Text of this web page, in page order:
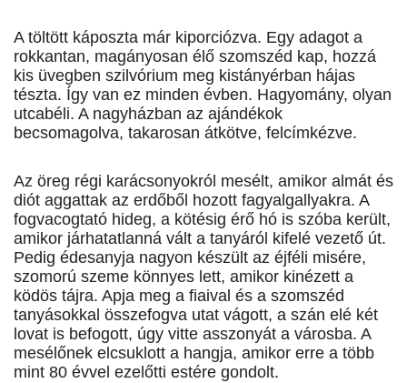
A töltött káposzta már kiporciózva. Egy adagot a
rokkantan, magányosan élő szomszéd kap, hozzá
kis üvegben szilvórium meg kistányérban hájas
tészta. Így van ez minden évben. Hagyomány, olyan
utcabéli. A nagyházban az ajándékok
becsomagolva, takarosan átkötve, felcímkézve.
Az öreg régi karácsonyokról mesélt, amikor almát és
diót aggattak az erdőből hozott fagyalgallyakra. A
fogvacogtató hideg, a kötésig érő hó is szóba került,
amikor járhatatlanná vált a tanyáról kifelé vezető út.
Pedig édesanyja nagyon készült az éjféli misére,
szomorú szeme könnyes lett, amikor kinézett a
ködös tájra. Apja meg a fiaival és a szomszéd
tanyásokkal összefogva utat vágott, a szán elé két
lovat is befogott, úgy vitte asszonyát a városba. A
mesélőnek elcsuklott a hangja, amikor erre a több
mint 80 évvel ezelőtti estére gondolt.